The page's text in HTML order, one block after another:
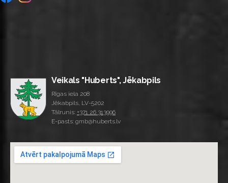
Veikals "Huberts", Jēkabpils
Rīgas iela 208
Jēkabpils, LV-5202
Tālrunis: +371 26 313996
E-pasts: gmb@huberts.lv